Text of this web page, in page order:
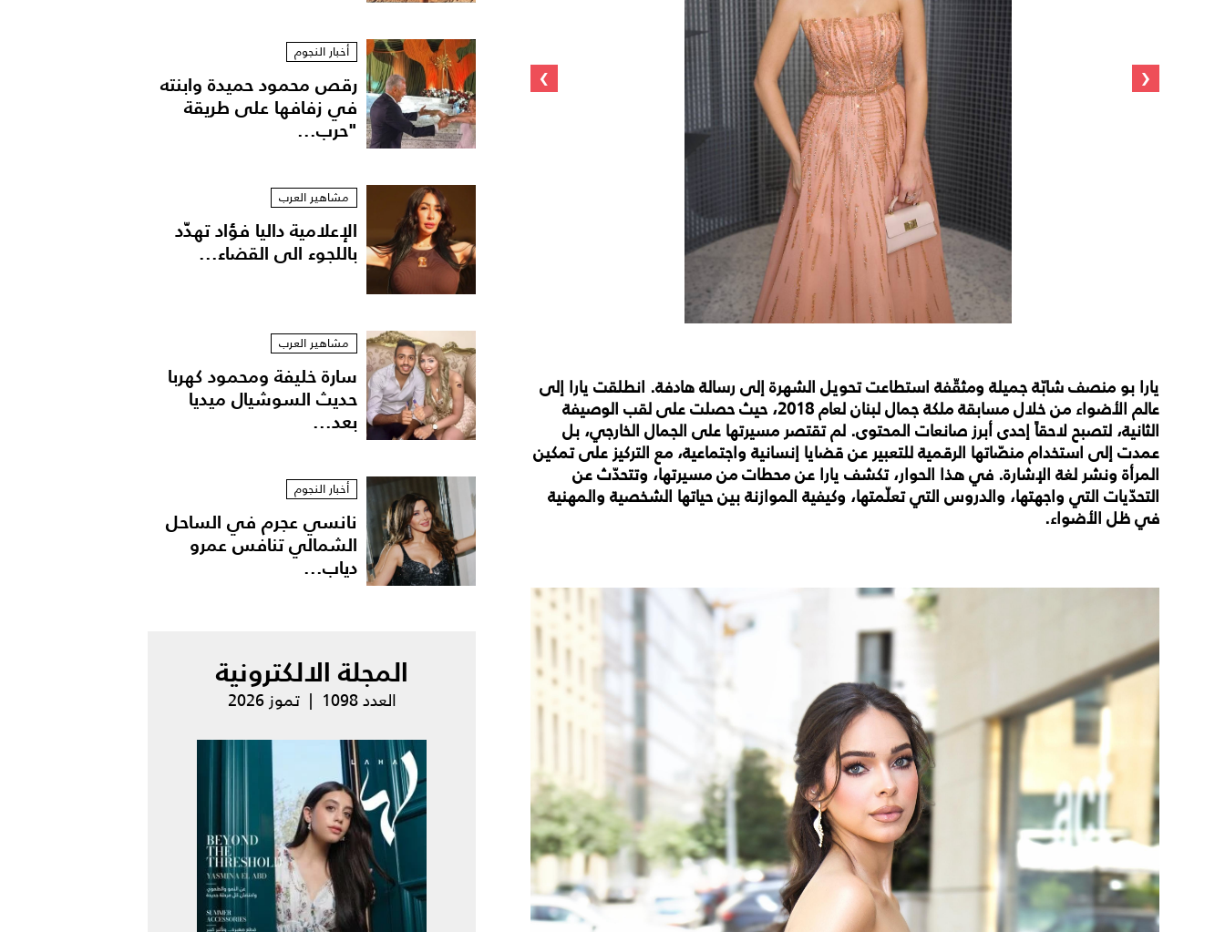
‹
›
يارا بو منصف شابّة جميلة ومثقّفة استطاعت تحويل الشهرة إلى رسالة هادفة. انطلقت يارا إلى
عالم الأضواء من خلال مسابقة ملكة جمال لبنان لعام 2018، حيث حصلت على لقب الوصيفة
الثانية، لتصبح لاحقاً إحدى أبرز صانعات المحتوى. لم تقتصر مسيرتها على الجمال الخارجي، بل
عمدت إلى استخدام منصّاتها الرقمية للتعبير عن قضايا إنسانية واجتماعية، مع التركيز على تمكين
المرأة ونشر لغة الإشارة. في هذا الحوار، تكشف يارا عن محطات من مسيرتها، وتتحدّث عن
التحدّيات التي واجهتها، والدروس التي تعلّمتها، وكيفية الموازنة بين حياتها الشخصية والمهنية
في ظل الأضواء.
أخبار النجوم
رقص محمود حميدة وابنته
في زفافها على طريقة
"حرب...
مشاهير العرب
الإعلامية داليا فؤاد تهدّد
باللجوء الى القضاء...
مشاهير العرب
سارة خليفة ومحمود كهربا
حديث السوشيال ميديا
بعد...
أخبار النجوم
نانسي عجرم في الساحل
الشمالي تنافس عمرو
دياب...
المجلة الالكترونية
العدد 1098 | تموز 2026